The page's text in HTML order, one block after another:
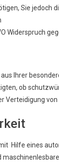
Sie jedoch
Widerspruch
Ihrer
ob
Verteidigung
Hilfe eines